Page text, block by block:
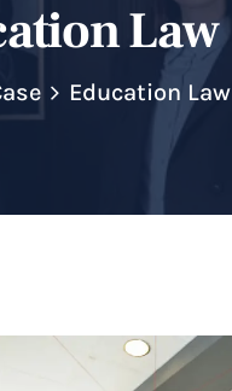
Law
Education Law